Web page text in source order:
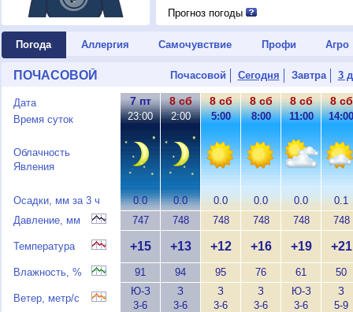
Прогноз погоды
Погода Аллергия Самочувствие Профи Агро
ПОЧАСОВОЙ Почасовой Сегодня Завтра 3
Дата
Время суток
Облачность
Явления
Осадки, мм за 3 ч
Давление, мм
Температура
Влажность, %
Ветер, метр/с
7 пт
23:00
0.0
747
+15
91
Ю-З
3-6
8 сб
2:00
0.0
748
+13
94
З
3-6
8 сб
5:00
0.0
748
+12
95
З
3-6
8 сб
8:00
0.0
748
+16
76
З
3-6
8 сб
11:00
0.0
748
+19
61
Ю-З
3-6
8 сб
14:00
0.1
748
+21
50
З
5-9